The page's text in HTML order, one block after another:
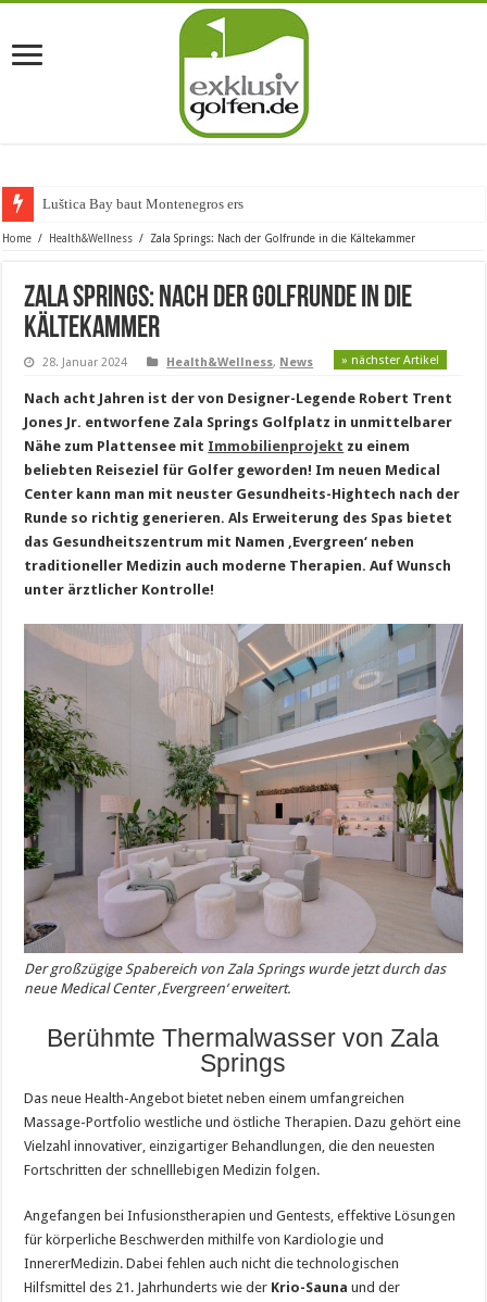
Luštica Bay baut Montenegros erste Golf-C
Home / Health&Wellness / Zala Springs: Nach der Golfrunde in die Kältekammer
Zala Springs: Nach der Golfrunde in die
Kältekammer
28. Januar 2024 Health&Wellness, News » nächster Artikel
Nach acht Jahren ist der von Designer-Legende Robert Trent
Jones Jr. entworfene Zala Springs Golfplatz in unmittelbarer
Nähe zum Plattensee mit Immobilienprojekt zu einem
beliebten Reiseziel für Golfer geworden! Im neuen Medical
Center kann man mit neuster Gesundheits-Hightech nach der
Runde so richtig generieren. Als Erweiterung des Spas bietet
das Gesundheitszentrum mit Namen ‚Evergreen‘ neben
traditioneller Medizin auch moderne Therapien. Auf Wunsch
unter ärztlicher Kontrolle!
Der großzügige Spabereich von Zala Springs wurde jetzt durch das
neue Medical Center ‚Evergreen‘ erweitert.
Berühmte Thermalwasser von Zala
Springs
Das neue Health-Angebot bietet neben einem umfangreichen
Massage-Portfolio westliche und östliche Therapien. Dazu gehört eine
Vielzahl innovativer, einzigartiger Behandlungen, die den neuesten
Fortschritten der schnelllebigen Medizin folgen.
Angefangen bei Infusionstherapien und Gentests, effektive Lösungen
für körperliche Beschwerden mithilfe von Kardiologie und
InnererMedizin. Dabei fehlen auch nicht die technologischen
Hilfsmittel des 21. Jahrhunderts wie der Krio-Sauna und der